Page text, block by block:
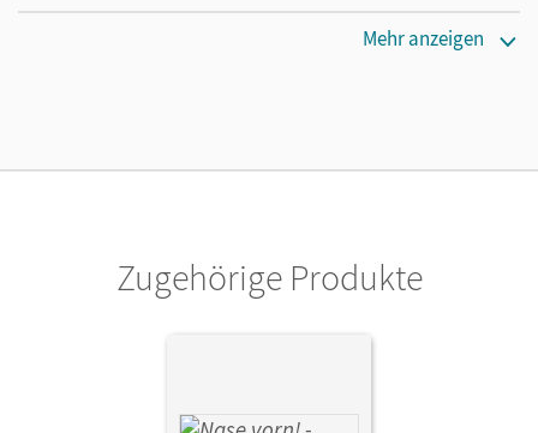
Privatpersonen, die nur mit dem E-Book arbeiten.
Mehr anzeigen
Zugehörige Produkte